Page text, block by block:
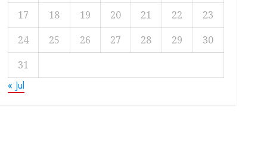
17
18 19 20 21 22
23
24
25 26 27 28 29
30
31
« Jul